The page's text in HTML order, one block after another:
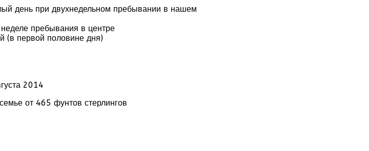
день при двухнедельном пребывании в нашем
пребывания в центре
(в первой половине дня)
2014
от 465 фунтов стерлингов